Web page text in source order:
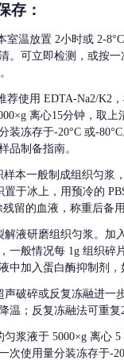
存 ：
室温放置 2小时或 2-
。可立即检测，或按
荐使用 EDTA-Na2/K2
离心15分钟，取上
装冻存于-20°C 或-
品制备指南。
本一般制成组织匀浆
置于冰上，用预冷的
留的血液，称重后备用
解液研磨组织匀浆。加
一般情况每 1g 组织碎
中加入蛋白酶抑制剂，
声破碎或反复冻融进一
温；反复冻融法可重复2
匀浆液于 5000×g 离心
次使用量分装冻存于-